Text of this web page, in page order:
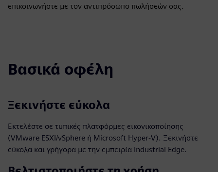
επικοινωνήστε με τον αντιπρόσωπο πωλήσεών σας.
Βασικά οφέλη
Ξεκινήστε εύκολα
Εκτελέστε σε τυπικές πλατφόρμες εικονικοποίησης
(VMware ESXI/vSphere ή Microsoft Hyper-V). Ξεκινήστε
εύκολα και γρήγορα με την εμπειρία Industrial Edge.